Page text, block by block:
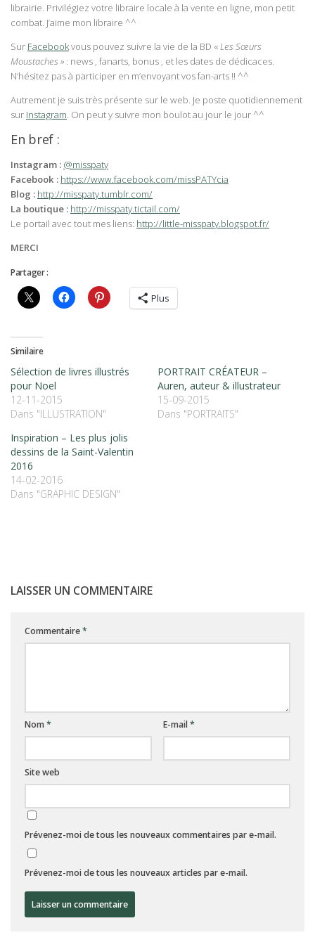
librairie. Privilégiez votre libraire locale à la vente en ligne, mon petit
combat. J’aime mon libraire ^^
Sur Facebookvous pouvez suivre la vie de la BD «Les Sœurs
Moustaches » : news , fanarts, bonus , et les dates de dédicaces.
N’hésitez pas à participer en m’envoyant vos fan-arts !! ^^
Autrement je suis très présente sur le web. Je poste quotidiennement
sur Instagram. On peut y suivre mon boulot au jour le jour ^^
En bref :
Instagram : @misspaty
Facebook : https://www.facebook.com/missPATYcia
Blog : http://misspaty.tumblr.com/
La boutique : http://misspaty.tictail.com/
Le portail avec tout mes liens: http://little-misspaty.blogspot.fr/
MERCI
Partager :
Plus
Similaire
Sélection de livres illustrés
pour Noel
12-11-2015
Dans "ILLUSTRATION"
PORTRAIT CRÉATEUR –
Auren, auteur & illustrateur
15-09-2015
Dans "PORTRAITS"
Inspiration – Les plus jolis
dessins de la Saint-Valentin
2016
14-02-2016
Dans "GRAPHIC DESIGN"
LAISSER UN COMMENTAIRE
Commentaire*
Nom * E-mail*
Site web
Prévenez-moi de tous les nouveaux commentaires par e-mail.
Prévenez-moi de tous les nouveaux articles par e-mail.